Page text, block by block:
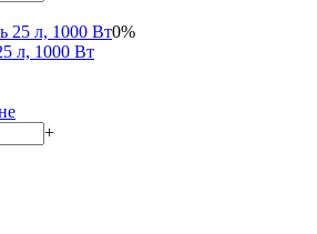
0%
л, 1000 Вт
+